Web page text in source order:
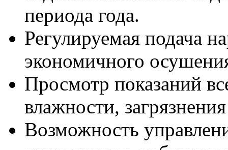
периода года.
Регулируемая подача
экономичного
Просмотр показаний
влажности,
Возможность